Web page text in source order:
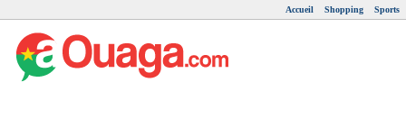
Accueil Shopping Sports